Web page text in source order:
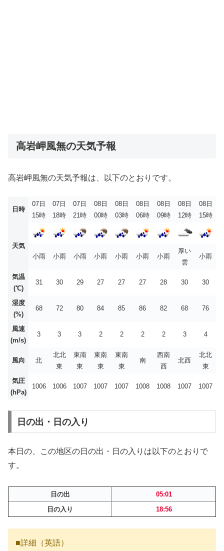
高岩岬風無の天気予報
高岩岬風無の天気予報は、以下のとおりです。
日時
07日
15時
07日
18時
07日
21時
08日
00時
08日
03時
08日
06時
08日
09時
08日
12時
08日
15時
天気
小雨
小雨 小雨 小雨 小雨 小雨 小雨
厚い
雲
小雨
気温
(℃)
31 30 29 27 27 27 28 30 30
湿度
(%)
68 72 80 84 85 86 82 68 76
風速
(m/s)
3 3 3 2 2 2 2 3 4
風向 北
北北
東
東南
東
東南
東
東南
東
南
西南
西
北西
北北
東
気圧
(hPa)
1006 1006 1007 1007 1007 1008 1008 1007 1007
日の出・日の入り
本日の、この地区の日の出・日の入りは以下のとおりで
す。
日の出
05:01
日の入り
18:56
■詳細（英語）